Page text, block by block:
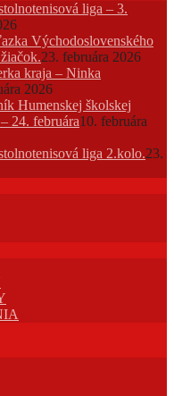
liga – 3.
Východoslovenského
23. februára 2026
kraja – Ninka
2026
Humenskej školskej
24. februára10. februára
liga 2.kolo.23.